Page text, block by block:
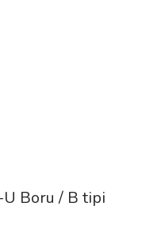
Boru / B tipi